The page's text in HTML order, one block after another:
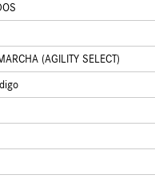
(AGILITY SELECT)